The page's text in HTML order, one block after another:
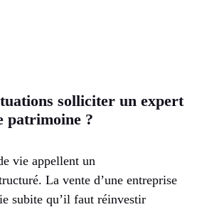
solliciter un expert
patrimoine ?
vie appellent un
La vente d’une entreprise
subite qu’il faut réinvestir